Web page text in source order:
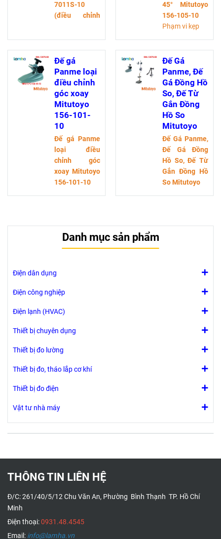
7011S-10
(điều chỉnh
kính trục :
ø4mm,ø8mm,
ø9.53mm
Kích thước đế
từ (WxD) :
50x58mm
45° Mitutoyo
156-105-10
Phạm vi kẹp
đến 50mm
Ghi chú:
góc cố định
45°
Đế gá
Panme loại
điều chỉnh
góc xoay
Mitutoyo
156-101-
10
Đế gá Panme
loại điều
chỉnh góc
xoay Mitutoyo
156-101-10
100mm
Ghi chú: Có
thể điều chỉnh
Đế Gá
Panme, Đế
Gá Đồng Hồ
So, Đế Từ
Gắn Đồng
Hồ So
Mitutoyo
Đế Gá Panme,
Đế Gá Đồng
Hồ So, Đế Từ
Gắn Đồng Hồ
So Mitutoyo
Danh mục sản phẩm
Điện dân dụng
Điện công nghiệp
Điện lạnh (HVAC)
Thiết bị chuyên dụng
Thiết bị đo lường
Thiết bị đo, tháo lắp cơ khí
Thiết bị đo điện
Vật tư nhà máy
THÔNG TIN LIÊN HỆ
Đ/C: 261/40/5/12 Chu Văn An, Phường Bình Thạnh TP. Hồ Chí
Minh
Điện thoại:0931.48.4545
Email: info@lamha.vn